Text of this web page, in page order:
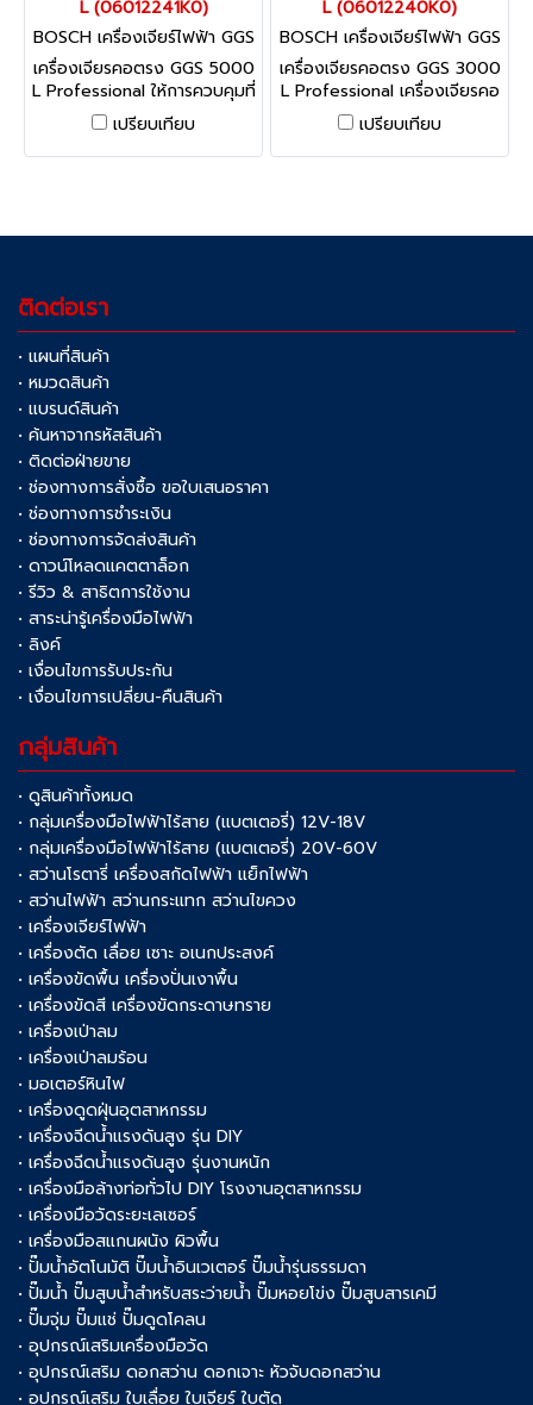
L (06012241K0)
BOSCH เครื่องเจียร์ไฟฟ้า GGS
5000 L (06012241K0)
เครื่องเจียรคอตรง GGS 5000
L Professional ให้การควบคุมที่
เหนือกว่าสำหรับงานหนัก
เปรียบเทียบ
L (06012240K0)
BOSCH เครื่องเจียร์ไฟฟ้า GGS
3000 L (06012240K0)
เครื่องเจียรคอตรง GGS 3000
L Professional เครื่องเจียรคอ
ตรงกำลังสูงขนาดกะทัดรัดและ
ใช้งานสะดวก
เปรียบเทียบ
ติดต่อเรา
• แผนที่สินค้า
• หมวดสินค้า
• แบรนด์สินค้า
• ค้นหาจากรหัสสินค้า
• ติดต่อฝ่ายขาย
• ช่องทางการสั่งซื้อ ขอใบเสนอราคา
• ช่องทางการชำระเงิน
• ช่องทางการจัดส่งสินค้า
• ดาวน์โหลดแคตตาล็อก
• รีวิว & สาธิตการใช้งาน
• สาระน่ารู้เครื่องมือไฟฟ้า
• ลิงค์
• เงื่อนไขการรับประกัน
• เงื่อนไขการเปลี่ยน-คืนสินค้า
กลุ่มสินค้า
• ดูสินค้าทั้งหมด
• กลุ่มเครื่องมือไฟฟ้าไร้สาย (แบตเตอรี่) 12V-18V
• กลุ่มเครื่องมือไฟฟ้าไร้สาย (แบตเตอรี่) 20V-60V
• สว่านโรตารี่ เครื่องสกัดไฟฟ้า แย็กไฟฟ้า
• สว่านไฟฟ้า สว่านกระแทก สว่านไขควง
• เครื่องเจียร์ไฟฟ้า
• เครื่องตัด เลื่อย เซาะ อเนกประสงค์
• เครื่องขัดพื้น เครื่องปั่นเงาพื้น
• เครื่องขัดสี เครื่องขัดกระดาษทราย
• เครื่องเป่าลม
• เครื่องเป่าลมร้อน
• มอเตอร์หินไฟ
• เครื่องดูดฝุ่นอุตสาหกรรม
• เครื่องฉีดน้ำแรงดันสูง รุ่น DIY
• เครื่องฉีดน้ำแรงดันสูง รุ่นงานหนัก
• เครื่องมือล้างท่อทั่วไป DIY โรงงานอุตสาหกรรม
• เครื่องมือวัดระยะเลเซอร์
• เครื่องมือสแกนผนัง ผิวพื้น
• ปั๊มน้ำอัตโนมัติ ปั๊มน้ำอินเวเตอร์ ปั๊มน้ำรุ่นธรรมดา
• ปั๊มน้ำ ปั๊มสูบน้ำสำหรับสระว่ายน้ำ ปั๊มหอยโข่ง ปั๊มสูบสารเคมี
• ปั๊มจุ่ม ปั๊มแช่ ปั๊มดูดโคลน
• อุปกรณ์เสริมเครื่องมือวัด
• อุปกรณ์เสริม ดอกสว่าน ดอกเจาะ หัวจับดอกสว่าน
• อุปกรณ์เสริม ใบเลื่อย ใบเจียร์ ใบตัด